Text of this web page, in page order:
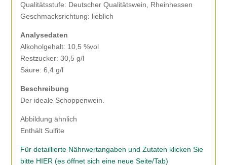
Qualitätsstufe: Deutscher Qualitätswein, Rheinhessen
Geschmacksrichtung: lieblich
Analysedaten
Alkoholgehalt: 10,5 %vol
Restzucker: 30,5 g/l
Säure: 6,4 g/l
Beschreibung
Der ideale Schoppenwein.
Abbildung ähnlich
Enthält Sulfite
Für detaillierte Nährwertangaben und Zutaten klicken Sie
bitte HIER (es öffnet sich eine neue Seite/Tab)